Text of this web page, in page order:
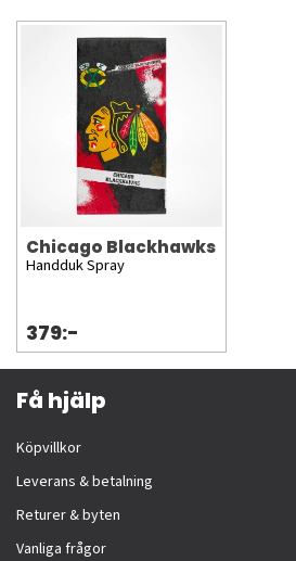
Chicago Blackhawks
Handduk Spray
379:-
Få hjälp
Köpvillkor
Leverans & betalning
Returer & byten
Vanliga frågor